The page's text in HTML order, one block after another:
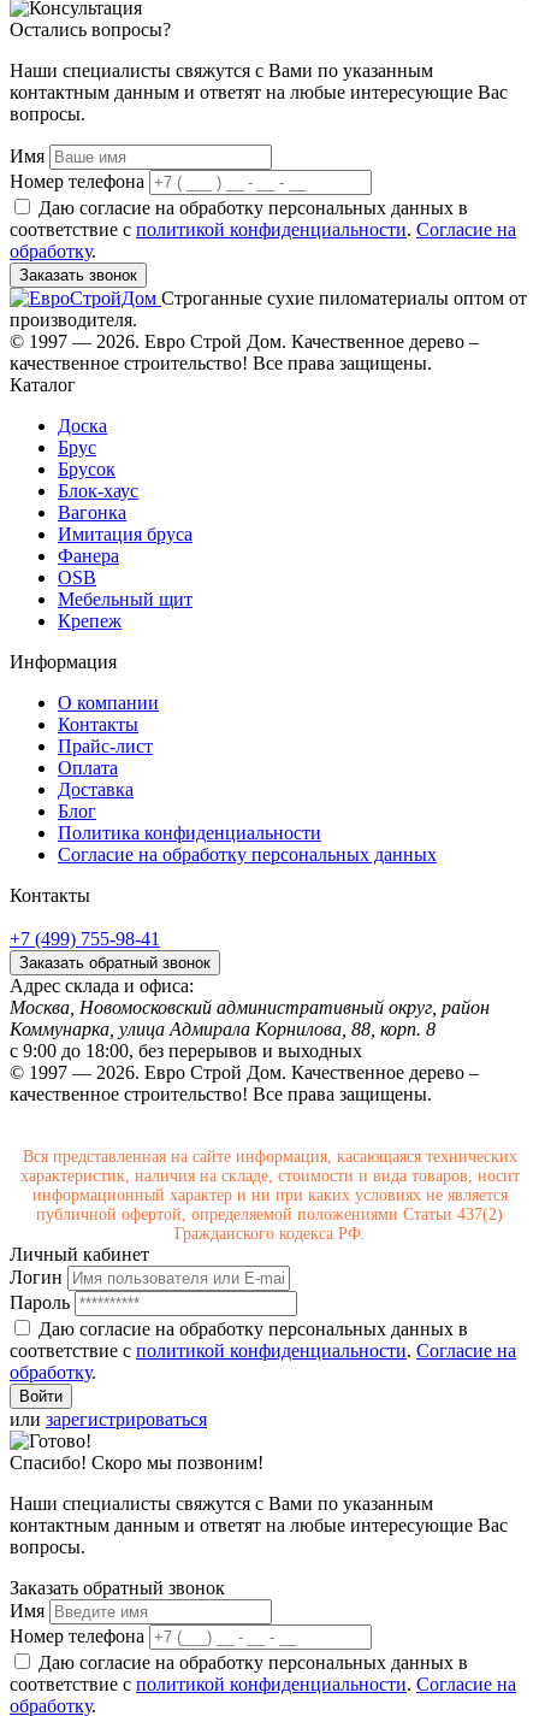
Остались вопросы?
Наши специалисты свяжутся с Вами по указанным
контактным данным и ответят на любые интересующие Вас
вопросы.
Имя
Номер телефона
Даю согласие на обработку персональных данных в
соответствие с политикой конфиденциальности. Согласие на
обработку.
Заказать звонок
Строганные сухие пиломатериалы оптом от
производителя.
© 1997 — 2026. Евро Строй Дом. Качественное дерево –
качественное строительство! Все права защищены.
Каталог
Доска
Брус
Брусок
Блок-хаус
Вагонка
Имитация бруса
Фанера
OSB
Мебельный щит
Крепеж
Информация
О компании
Контакты
Прайс-лист
Оплата
Доставка
Блог
Политика конфиденциальности
Согласие на обработку персональных данных
Контакты
+7 (499) 755-98-41
Заказать обратный звонок
Адрес склада и офиса:
Москва, Новомосковский административный округ, район
Коммунарка, улица Адмирала Корнилова, 88, корп. 8
с 9:00 до 18:00, без перерывов и выходных
© 1997 — 2026. Евро Строй Дом. Качественное дерево –
качественное строительство! Все права защищены.
Вся представленная на сайте информация, касающаяся технических
характеристик, наличия на складе, стоимости и вида товаров, носит
информационный характер и ни при каких условиях не является
публичной офертой, определяемой положениями Статьи 437(2)
Гражданского кодекса РФ.
Личный кабинет
Логин
Пароль
Даю согласие на обработку персональных данных в
соответствие с политикой конфиденциальности. Согласие на
обработку.
или зарегистрироваться
Спасибо! Скоро мы позвоним!
Наши специалисты свяжутся с Вами по указанным
контактным данным и ответят на любые интересующие Вас
вопросы.
Заказать обратный звонок
Имя
Номер телефона
Даю согласие на обработку персональных данных в
соответствие с политикой конфиденциальности. Согласие на
обработку.